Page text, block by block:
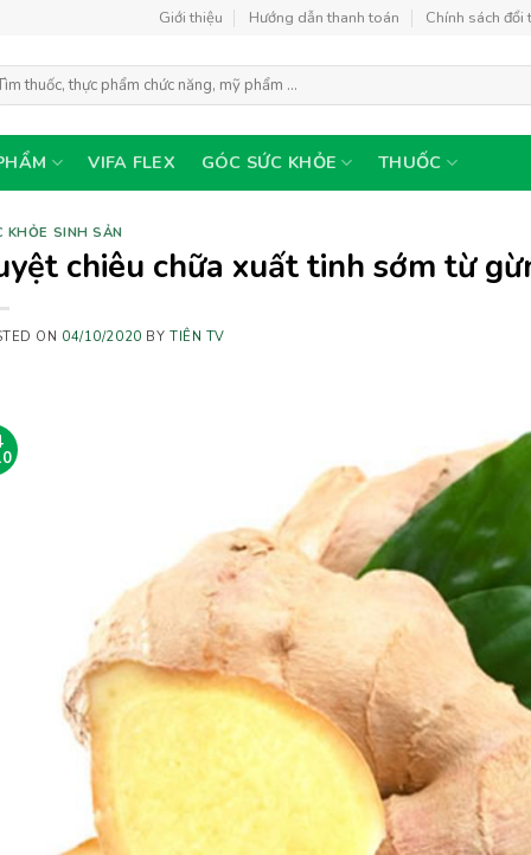
Giới thiệu Hướng dẫn thanh toán Chính sách đổi
VIFA FLEX GÓC SỨC KHỎE THUỐC
KHỎE SINH SẢN
chiêu chữa xuất tinh sớm từ
ON 04/10/2020 BY TIÊN TV